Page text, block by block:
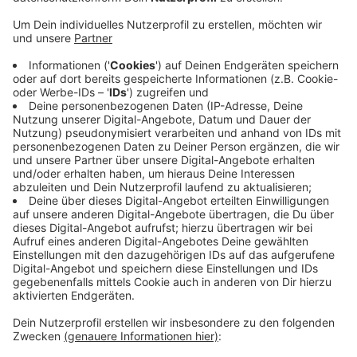
aussieht, wird die Stadt mit den Tageseltern noch
vereinbaren. Klar ist: Es werden immer
Reserveplätze da sein. Die Stadt wird außerdem
die Betreuung über 35 Stunden künftig ohne
nähere Prüfung bewilligen. Für die Tageseltern
gibt es außerdem mehr Geld. Die Vergütung steigt
jedes Jahr automatisch, außerdem bezahlt die
Stadt ihnen bald auch die Vorbereitung auf die
Arbeit - eine Stunde pro Woche und Kind. Ohne die
Tageseltern wäre die Kinderbetreuungsquote in
Wuppertal noch schlechter, als sie sowieso schon
ist.
Veröffentlicht:Freitag, 24.01.2020 17:18
Anzeige